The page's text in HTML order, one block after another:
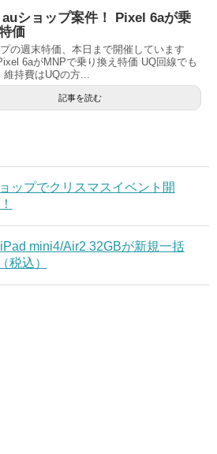
auショップ案件！ Pixel 6aが乗
価
の週末特価、本日まで開催しています
6aがMNPで乗り換え特価 UQ回線でも
維持費はUQの方...
記事を読む
ップでクリスマスイベント開
mini4/Air2 32GBが新規一括
税込）